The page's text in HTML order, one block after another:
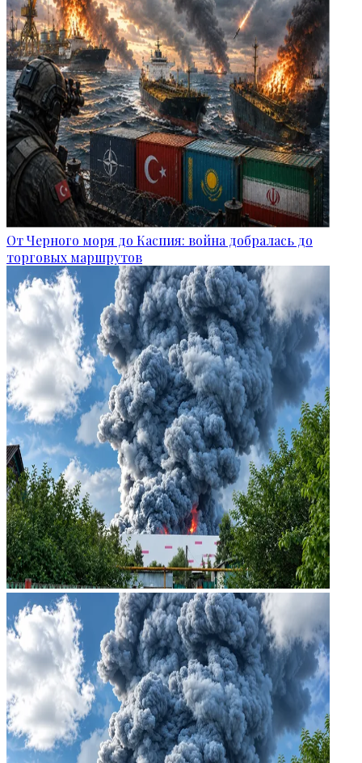
От Черного моря до Каспия: война добралась до
торговых маршрутов